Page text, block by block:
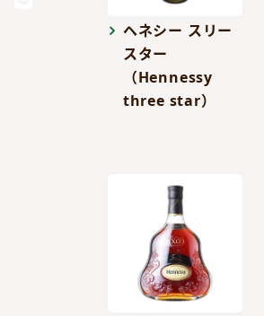
ヘネシー スリー
スター
（Hennessy
three star）